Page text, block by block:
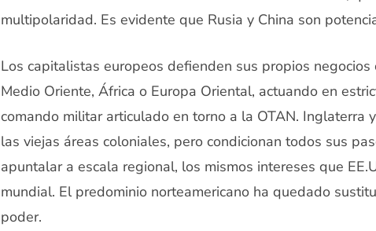
multipolaridad. Es evidente que Rusia y China son
Los capitalistas europeos defienden sus propios
Medio Oriente, África o Europa Oriental, actuando en
comando militar articulado en torno a la OTAN. Inglaterra
las viejas áreas coloniales, pero condicionan todos sus
apuntalar a escala regional, los mismos intereses que
mundial. El predominio norteamericano ha quedado
poder.